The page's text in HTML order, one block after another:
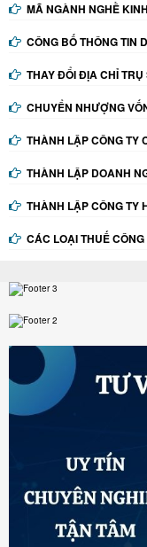
MÃ NGÀNH NGHỀ
CÔNG BỐ THÔNG TIN
THAY ĐỔI ĐỊA CHỈ TRỤ
CHUYỂN NHƯỢNG
THÀNH LẬP CÔNG TY
THÀNH LẬP DOANH
THÀNH LẬP CÔNG TY
CÁC LOẠI THUẾ